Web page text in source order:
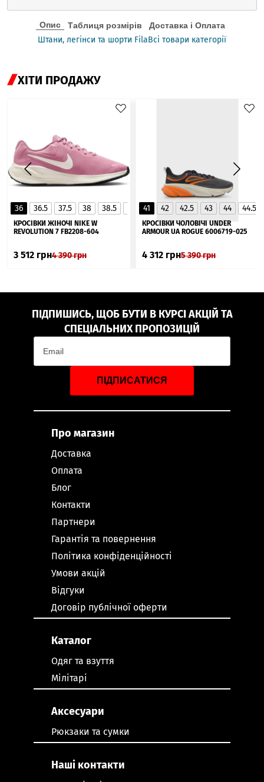
Опис Таблиця розмірів Доставка і Оплата
Штани, легінси та шорти FilaВсі товари категорії
ХІТИ ПРОДАЖУ
36 36.5 37.5 38 38.5 40 40.5
41
▲
КРОСІВКИ ЖІНОЧІ NIKE W
REVOLUTION 7 FB2208-604
3 512 грн4 390грн
41 42 42.5 43 44 44.5
КРОСІВКИ ЧОЛОВІЧІ UNDER
ARMOUR UA ROGUE 6006719-025
4 312 грн5 390грн
ПІДПИШИСЬ, ЩОБ БУТИ В КУРСІ АКЦІЙ ТА
СПЕЦІАЛЬНИХ ПРОПОЗИЦІЙ
ПІДПИСАТИСЯ
Про магазин
Доставка
Оплата
Блог
Контакти
Партнери
Гарантія та повернення
Політика конфіденційності
Умови акцій
Відгуки
Договір публічної оферти
Каталог
Одяг та взуття
Мілітарі
Аксесуари
Рюкзаки та сумки
Наші контакти